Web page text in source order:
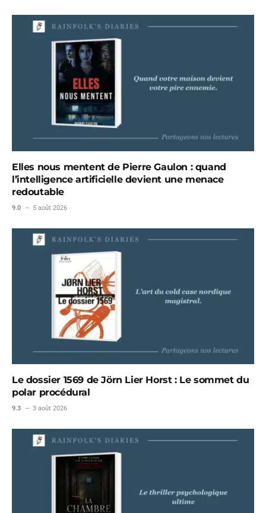
Elles nous mentent de Pierre Gaulon : quand
l’intelligence artificielle devient une menace
redoutable
9.0 5 août 2026
Le dossier 1569 de Jörn Lier Horst : Le sommet du
polar procédural
9.3 3 août 2026